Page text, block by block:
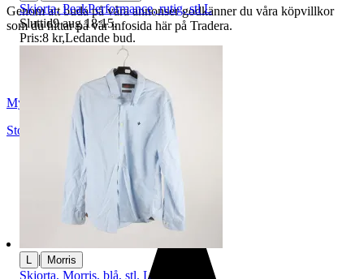
Genom att buda på våra annonser godkänner du våra köpvillkor
som du hittar på vår infosida här på Tradera.
Myrorna
Stockholm
Sverige
Skjorta, PeakPerformance, rutig, stl L
Sluttid9 aug 18:15.
Pris:8 kr,Ledande bud.
| Morris
Skjorta, Morris, blå, stl. L